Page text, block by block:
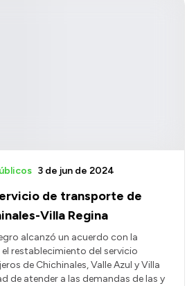
de transporte de
Villa Regina
3 de jun de 2024
alcanzó un acuerdo con la
restablecimiento del servicio
de Chichinales, Valle Azul y Villa
de atender a las demandas de las y